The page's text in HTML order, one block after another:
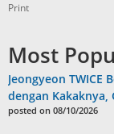
Print
Most
Jeongyeon TWICE
dengan Kakaknya,
posted on 08/10/2026